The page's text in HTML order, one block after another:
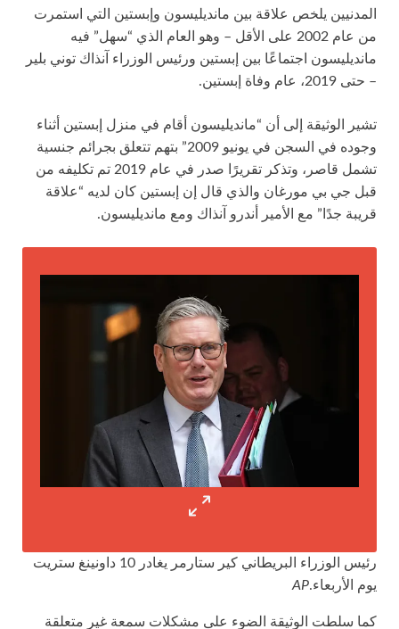
المدنيين يلخص علاقة بين مانديليسون وإبستين التي استمرت
من عام 2002 على الأقل – وهو العام الذي “سهل” فيه
مانديليسون اجتماعًا بين إبستين ورئيس الوزراء آنذاك توني بلير
– حتى 2019، عام وفاة إبستين.
تشير الوثيقة إلى أن “مانديليسون أقام في منزل إبستين أثناء
وجوده في السجن في يونيو 2009” بتهم تتعلق بجرائم جنسية
تشمل قاصر، وتذكر تقريرًا صدر في عام 2019 تم تكليفه من
قبل جي بي مورغان والذي قال إن إبستين كان لديه “علاقة
قريبة جدًا” مع الأمير أندرو آنذاك ومع مانديليسون.
رئيس الوزراء البريطاني كير ستارمر يغادر 10 داونينغ ستريت
يوم الأربعاء.AP
كما سلطت الوثيقة الضوء على مشكلات سمعة غير متعلقة